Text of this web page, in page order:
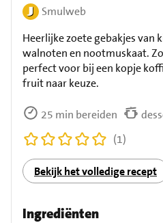
Smulweb
Heerlijke zoete gebakjes van
walnoten en nootmuskaat.
perfect voor bij een kopje
fruit naar keuze.
25 min bereiden
(1)
Bekijk het volledige recept
Ingrediënten